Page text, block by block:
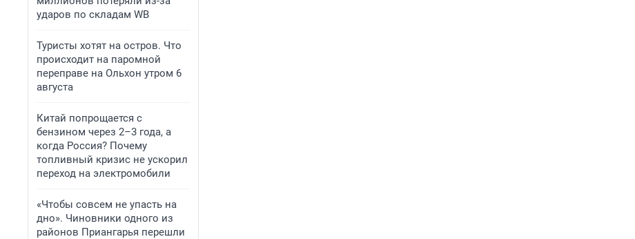
ударов по складам WB
Туристы хотят на остров. Что
происходит на паромной
переправе на Ольхон утром 6
августа
Китай попрощается с
бензином через 2–3 года, а
когда Россия? Почему
топливный кризис не ускорил
переход на электромобили
«Чтобы совсем не упасть на
дно». Чиновники одного из
районов Приангарья перешли